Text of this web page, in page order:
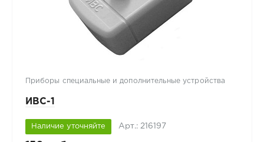
Приборы специальные и дополнительные устройства
ИВС-1
Наличие уточняйте Арт.: 216197